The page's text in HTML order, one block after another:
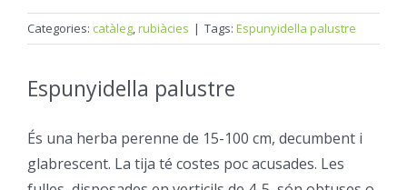
Categories: catàleg,rubiàcies | Tags: Espunyidella palustre
Espunyidella palustre
És una herba perenne de 15-100 cm, decumbent i
glabrescent. La tija té costes poc acusades. Les